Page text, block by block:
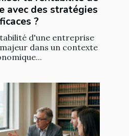
avec des stratégies
?
d'une entreprise
dans un contexte